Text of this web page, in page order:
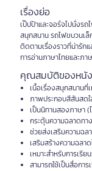
เรื่องย่อ
เป๊ปป้าและจอร์จไปนั่งร
สนุกสนาน รถไฟขบวนเ
ติดตามเรื่องราวที่น่ารัก
การอ่านภาษาไทยและภ
คุณสมบัติของหนั
เนื้อเรื่องสนุกสนานที่
ภาพประกอบสีสันสดใ
เป็นนิทานสองภาษา
กระตุ้นความฉลาดท
ช่วยส่งเสริมความฉ
เสริมสร้างความฉลา
เหมาะสำหรับการเรี
สามารถใช้เป็นสื่อกา